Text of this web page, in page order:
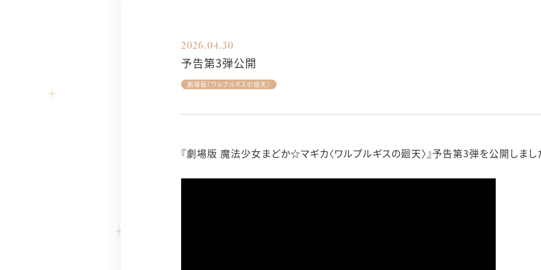
2026.04.30
予告第3弾公開
劇場版〈ワルプルギスの廻天〉
『劇場版 魔法少女まどか☆マギカ〈ワルプルギスの廻天〉』予告第3弾を公開しまし